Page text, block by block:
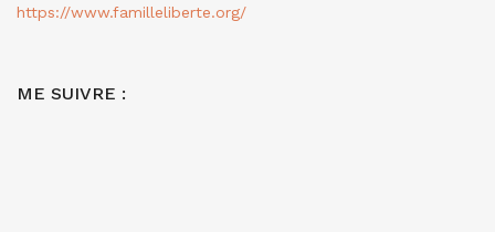
https://www.familleliberte.org/
ME SUIVRE :